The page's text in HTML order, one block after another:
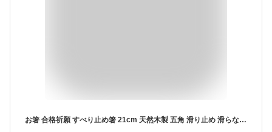
お箸 合格祈願 すべり止め箸 21cm 天然木製 五角 滑り止め 滑らない 日本製 必勝 すべらない 縁起物 紅白 すべりどめ プレゼント 受験 中学 高校 大学 就職 受験生 応援 お守り 御守り ゲン担ぎ ギフト 贈り物 正月 桜 はし 箸